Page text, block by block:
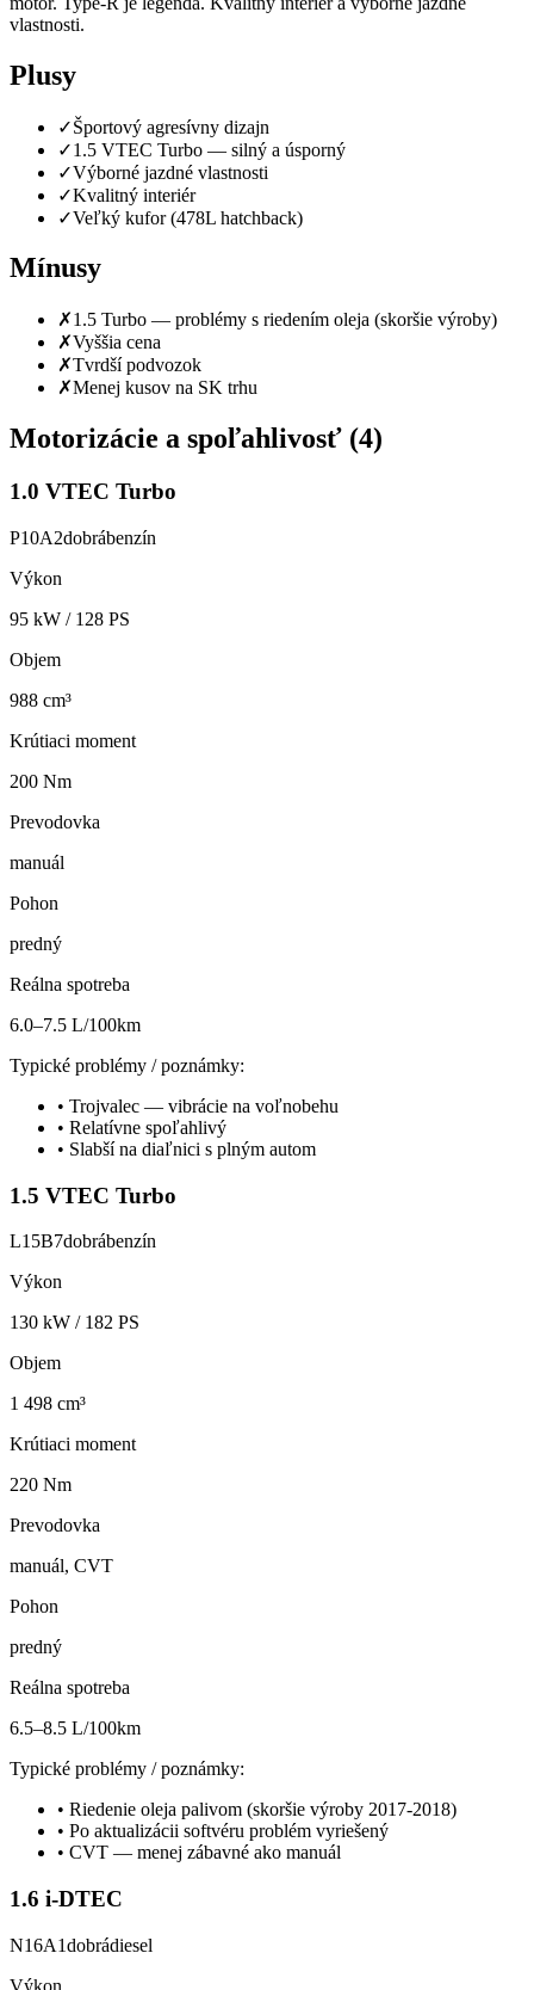
vlastnosti.
Plusy
✓Športový agresívny dizajn
✓1.5 VTEC Turbo — silný a úsporný
✓Výborné jazdné vlastnosti
✓Kvalitný interiér
✓Veľký kufor (478L hatchback)
Mínusy
✗1.5 Turbo — problémy s riedením oleja (skoršie výroby)
✗Vyššia cena
✗Tvrdší podvozok
✗Menej kusov na SK trhu
Motorizácie a spoľahlivosť (4)
1.0 VTEC Turbo
P10A2dobrábenzín
Výkon
95 kW / 128 PS
Objem
988 cm³
Krútiaci moment
200 Nm
Prevodovka
manuál
Pohon
predný
Reálna spotreba
6.0–7.5 L/100km
Typické problémy / poznámky:
• Trojvalec — vibrácie na voľnobehu
• Relatívne spoľahlivý
• Slabší na diaľnici s plným autom
1.5 VTEC Turbo
L15B7dobrábenzín
Výkon
130 kW / 182 PS
Objem
1 498 cm³
Krútiaci moment
220 Nm
Prevodovka
manuál, CVT
Pohon
predný
Reálna spotreba
6.5–8.5 L/100km
Typické problémy / poznámky:
• Riedenie oleja palivom (skoršie výroby 2017-2018)
• Po aktualizácii softvéru problém vyriešený
• CVT — menej zábavné ako manuál
1.6 i-DTEC
N16A1dobrádiesel
Výkon